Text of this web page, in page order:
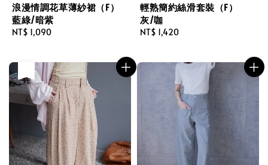
浪漫情調花草薄紗裙（F）
藍綠/暗紫
Regular
NT$ 1,090
輕熟簡約絲滑套裝（F）
灰/咖
Regular
NT$ 1,420